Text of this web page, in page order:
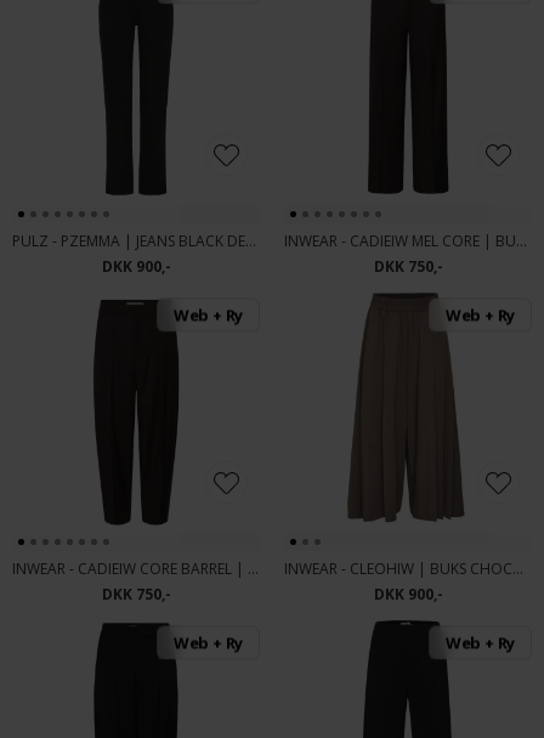
PULZ - PZEMMA | JEANS BLACK DENIM
DKK 900,-
INWEAR - CADIEIW MEL CORE | BUKS CHOCOLATE BR
DKK 750,-
Web + Ry
INWEAR - CADIEIW CORE BARREL | BUKS CHOCOLATE BROWN
DKK 750,-
Web + Ry
INWEAR - CLEOHIW | BUKS CHOCOLATE TORTE
DKK 900,-
Web + Ry Web + Ry